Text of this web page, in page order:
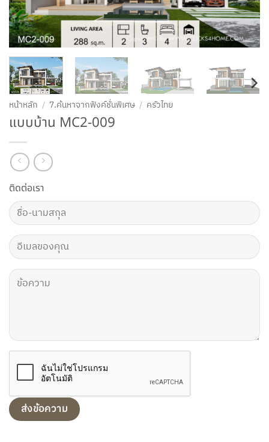
หน้าหลัก / 7.ค้นหาจากฟังค์ชั่นพิเศษ / ครัวไทย
แบบบ้าน MC2-009
ติดต่อเรา